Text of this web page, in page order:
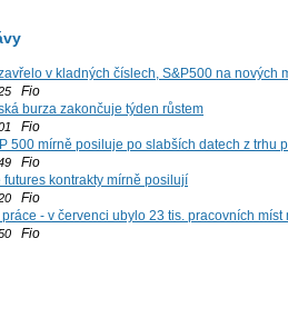
v kladných číslech, S&P500 na nových
Fio
burza zakončuje týden růstem
Fio
500 mírně posiluje po slabších datech z trhu
Fio
futures kontrakty mírně posilují
Fio
práce - v červenci ubylo 23 tis. pracovních
Fio